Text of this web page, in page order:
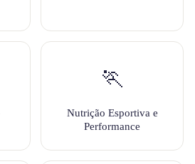
🏃
Nutrição Esportiva e
Performance